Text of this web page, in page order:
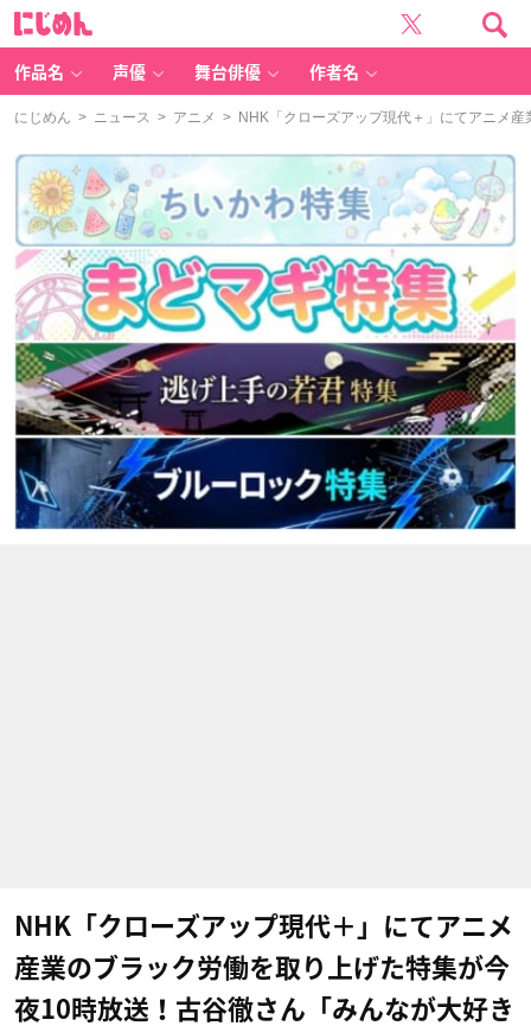
作品名 声優 舞台俳優 作者名
にじめん > ニュース > アニメ > NHK「クローズアップ現代＋」にてアニメ
NHK「クローズアップ現代＋」にてアニメ
産業のブラック労働を取り上げた特集が今
夜10時放送！古谷徹さん「みんなが大好き